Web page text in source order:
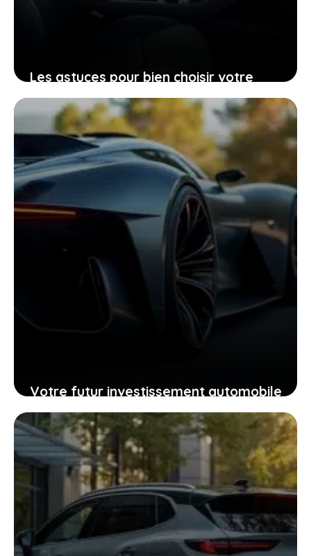
Les astuces pour bien choisir votre
Peugeot 206 d’occasion grâce à sa
fiche technique
25 janvier 2026
Votre futur investissement automobile
: pourquoi la GTR ou la RZ d’Ultima
supercar pourraient vous surprendre
24 janvier 2026